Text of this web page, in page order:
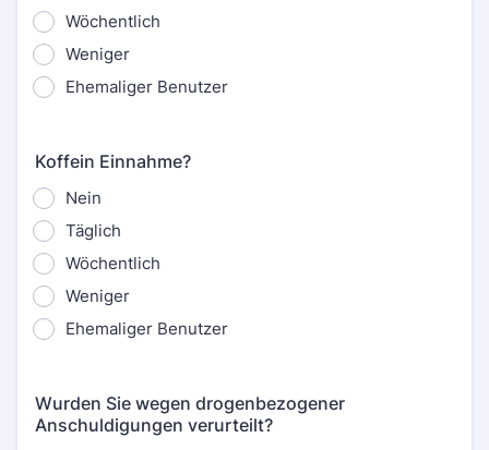
Wöchentlich
Weniger
Ehemaliger Benutzer
Koffein Einnahme?
Nein
Täglich
Wöchentlich
Weniger
Ehemaliger Benutzer
Wurden Sie wegen drogenbezogener
Anschuldigungen verurteilt?